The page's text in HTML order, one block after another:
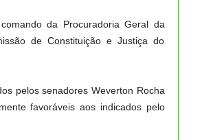
da Procuradoria Geral da
de Constituição e Justiça do
pelos senadores Weverton Rocha
favoráveis aos indicados pelo